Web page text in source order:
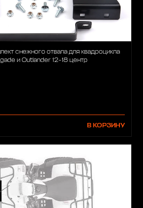
снежного отвала для квадроцикла
и Outlander 12-18 центр
В КОРЗИНУ